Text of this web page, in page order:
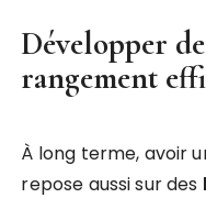
Développer
rangement
À long terme, avoir
repose aussi sur des